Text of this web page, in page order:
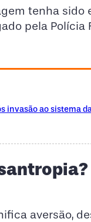
tenha
pela Polícia
invasão ao sistema
aversão,